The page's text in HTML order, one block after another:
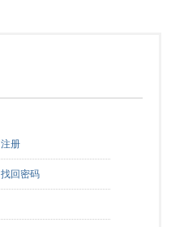
注册
找回密码